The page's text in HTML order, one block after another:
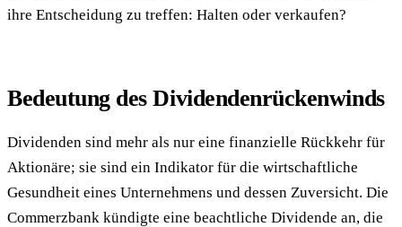
ihre Entscheidung zu treffen: Halten oder verkaufen?
Bedeutung des Dividendenrückenwinds
Dividenden sind mehr als nur eine finanzielle Rückkehr für
Aktionäre; sie sind ein Indikator für die wirtschaftliche
Gesundheit eines Unternehmens und dessen Zuversicht. Die
Commerzbank kündigte eine beachtliche Dividende an, die